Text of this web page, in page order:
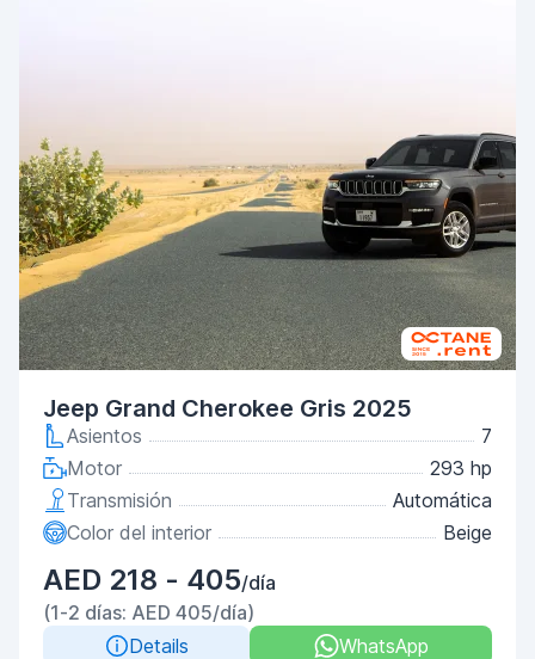
Jeep Grand Cherokee Gris 2025
Asientos
7
Motor
293 hp
Transmisión
Automática
Color del interior
Beige
AED 218 - 405/día
(1-2 días: AED 405/día)
Details
WhatsApp